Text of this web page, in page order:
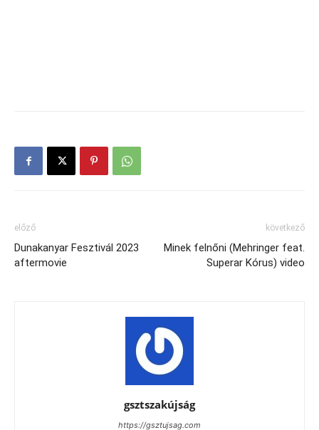
előző
Dunakanyar Fesztivál 2023
aftermovie
következő
Minek felnőni (Mehringer feat.
Superar Kórus) video
gsztszakújság
https://gsztujsag.com